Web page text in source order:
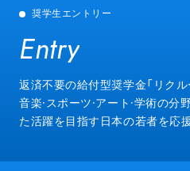
奨学生エントリー
Entry
Entry
返済不要の給付型奨学金「リクル
音楽·スポーツ·アート·学術の分
た活躍を目指す日本の若者を応